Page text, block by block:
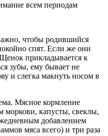
всем периодам
чтобы родившийся
спят. Если же они
прикладывается к
зубы, ему бывает не
и слегка макнуть носом в
Мясное кормление
моркови, капусты, свеклы,
добавлением
мяса всего) и три раза